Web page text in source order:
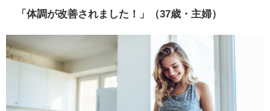
「体調が改善されました！」（37歳・主婦）